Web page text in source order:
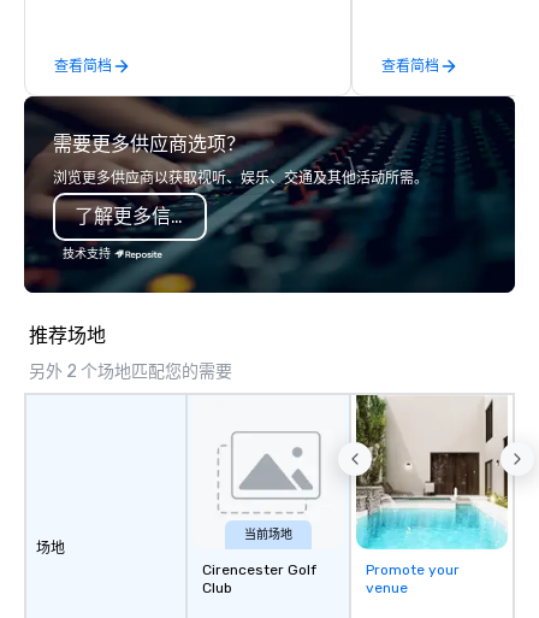
trivia content specifically encourages
teamwork and interactions. •. Special
video questions and other creative
elements elevate our events beyond
typical “pub trivia.” (Check out the
promo videos for quick snippets!) •
Customized content creates a
memorable event experience for all
attendees. • You do not have to be a
“trivia person” to have lots of fun! We
to a range of topics and fun facts,
aiming to both inform and entertain. In
short, we want you to have a good
Activities and Conferences are our
easy (and “non-cringey”) way for
attendees to connect quickly —
especially those, for virtual events, at
different locations! These quick
查看简档
years of industry
commitment to
service set us apart.
smart, reliable
make the end-user
seamless from start to
查看简档
需要更多供应商选项？
浏览更多供应商以获取视听、娱乐、交通及其他活动所需。
了解更多信息
技术支持
推荐场地
另外 2 个场地匹配您的需要
场地
当前场地
Cirencester Golf
Club
Promote your
venue